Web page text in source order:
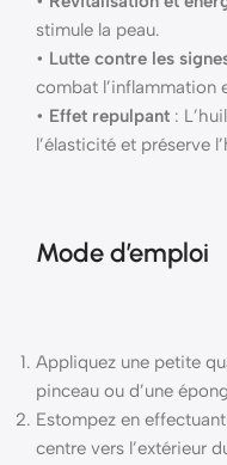
stimule la peau.
• Lutte contre les
combat l’inflammation
• Effet repulpant :
l’élasticité et préserve
Mode d’emploi
Appliquez une petite
pinceau ou d’une
Estompez en
centre vers l’extérieur